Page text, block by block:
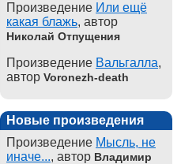
Произведение Или ещё
какая блажь, автор
Николай Отпущения
Произведение Вальгалла,
автор Voronezh-death
Новые произведения
Произведение Мысль, не
иначе..., автор Владимир